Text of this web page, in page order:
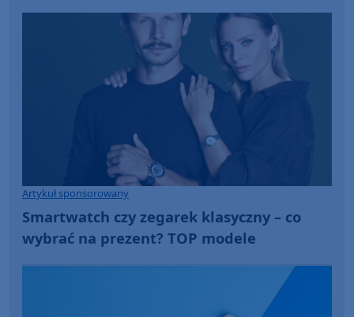
Artykuł sponsorowany
Smartwatch czy zegarek klasyczny – co
wybrać na prezent? TOP modele